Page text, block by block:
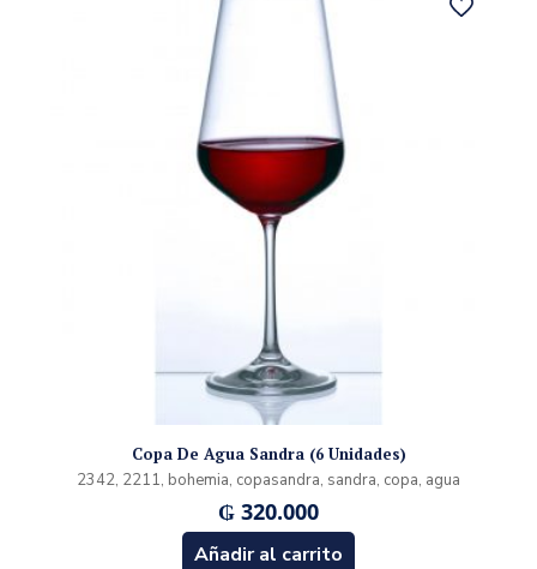
Copa De Agua Sandra (6 Unidades)
2342, 2211, bohemia, copasandra, sandra, copa, agua
₲ 320.000
Añadir al carrito